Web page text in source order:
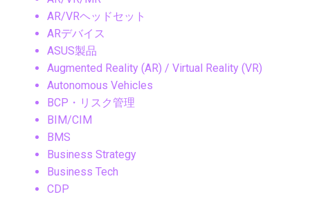
AR/VRヘッドセット
ARデバイス
ASUS製品
Augmented Reality (AR) / Virtual Reality (VR)
Autonomous Vehicles
BCP・リスク管理
BIM/CIM
BMS
Business Strategy
Business Tech
CDP